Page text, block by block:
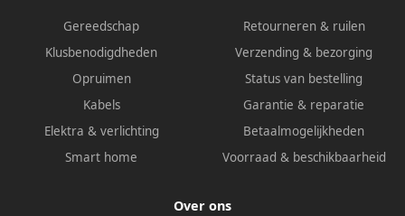
Gereedschap
Klusbenodigdheden
Opruimen
Kabels
Elektra & verlichting
Smart home
Retourneren & ruilen
Verzending & bezorging
Status van bestelling
Garantie & reparatie
Betaalmogelijkheden
Voorraad & beschikbaarheid
Over ons